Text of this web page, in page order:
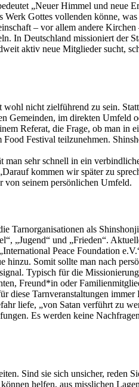
„Neuer Himmel und neue
Werk Gottes vollenden könne,
– vor allem andere
In Deutschland missioniert
aktiv neue Mitglieder sucht,
wohl nicht zielführend zu sein.
Gemeinden, im direkten
Referat, die Frage, ob man
Festival teilzunehmen.
sehr schnell in ein
kommen wir später zu
von seinem persönlichen Umfeld.
Tarnorganisationen als
„Jugend“ und „Frieden“.
Peace Foundation
hinzu. Somit sollte man nach
Typisch für die
Freund*in oder
Tarnveranstaltungen
liefe, „von Satan verführt zu
Es werden keine
Sind sie sich unsicher,
helfen, aus misslichen